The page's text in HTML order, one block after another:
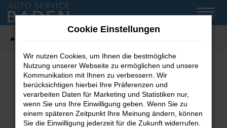
Zum
Hauptinhalt
MENÜ
Fehler: Network Error
Beim Laden ist ein Fehler aufgetreten.
Hier sind ein paar Tipps, die dir helfen können:
Cookie Einstellungen
Wir nutzen Cookies, um Ihnen die bestmögliche
Nutzung unserer Webseite zu ermöglichen und unsere
Kommunikation mit Ihnen zu verbessern. Wir
berücksichtigen hierbei Ihre Präferenzen und
verarbeiten Daten für Marketing und Statistiken nur,
wenn Sie uns Ihre Einwilligung geben. Wenn Sie zu
einem späteren Zeitpunkt Ihre Meinung ändern, können
Sie die Einwilligung jederzeit für die Zukunft widerrufen.